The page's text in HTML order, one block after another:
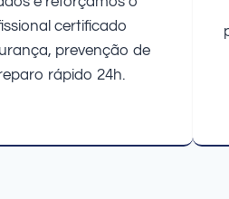
certificado
prevenção de
rápido 24h.